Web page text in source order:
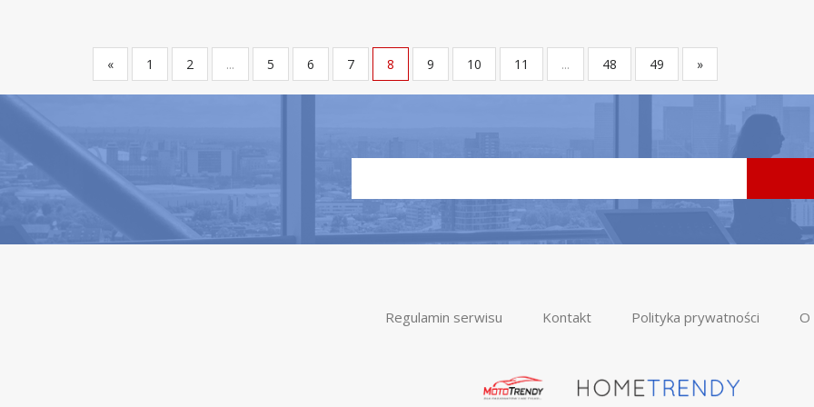
« 1 2 ... 5 6 7 8 9 10 11 ... 48 49 »
Regulamin serwisu Kontakt Polityka prywatności O